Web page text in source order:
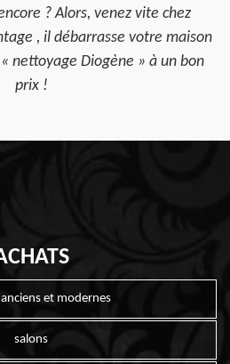
? Alors, venez vite chez
, il débarrasse votre maison
nettoyage Diogène » à un bon
prix !
et modernes
salons